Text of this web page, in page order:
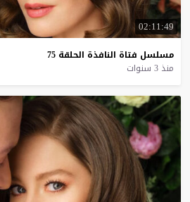
02:11:49
مسلسل فتاة النافذة الحلقة 75
منذ 3 سنوات